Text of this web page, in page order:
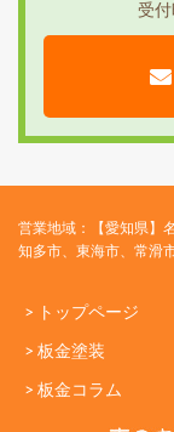
受
営業地域：【愛知県】
知多市、東海市、常滑
> トップページ
> 板金塗装
> 板金コラム